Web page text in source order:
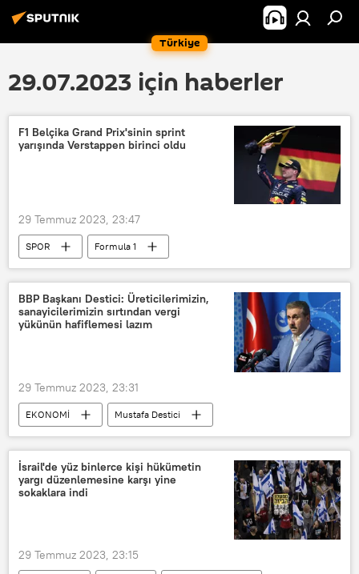
Türkiye
29.07.2023 için haberler
F1 Belçika Grand Prix'sinin sprint
yarışında Verstappen birinci oldu
29 Temmuz 2023, 23:47
SPOR
Formula 1
Max Verstappen
BBP Başkanı Destici: Üreticilerimizin,
sanayicilerimizin sırtından vergi
yükünün hafiflemesi lazım
29 Temmuz 2023, 23:31
EKONOMİ
Mustafa Destici
Türkiye
ÖTV
Özel Tüketim Vergisi (ÖTV)
KDV
Katma Değer Vergisi (KDV)
İsrail'de yüz binlerce kişi hükümetin
yargı düzenlemesine karşı yine
sokaklara indi
29 Temmuz 2023, 23:15